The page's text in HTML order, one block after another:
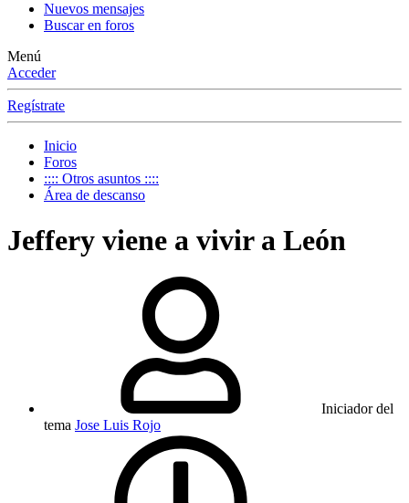
Nuevos mensajes
Buscar en foros
Menú
Acceder
Regístrate
Inicio
Foros
:::: Otros asuntos ::::
Área de descanso
Jeffery viene a vivir a León
Iniciador del
tema Jose Luis Rojo